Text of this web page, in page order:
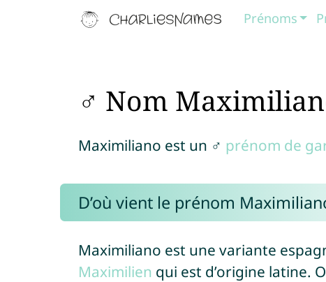
Prénoms
♂ Nom
Maximiliano est un ♂ prénom de
D’où vient le prénom
Maximiliano est une variante
Maximilien qui est d’origine latine.